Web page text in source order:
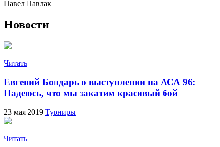
Павел Павлак
Новости
Читать
Евгений Бондарь о выступлении на АСА 96:
Надеюсь, что мы закатим красивый бой
23 мая 2019 Турниры
Читать